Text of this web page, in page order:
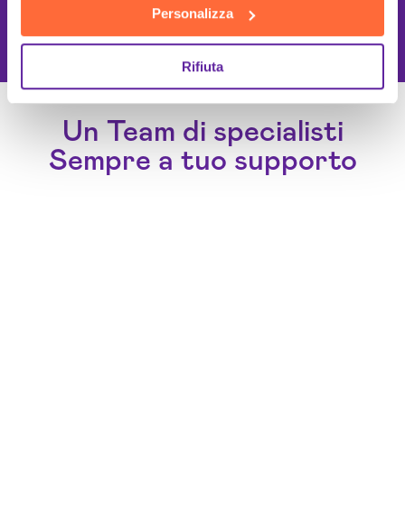
Personalizza
Rifiuta
This site is protected by reCAPTCHA
and Terms of Service apply.
Un Team di specialisti
Sempre a tuo supporto